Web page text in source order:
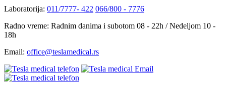
Laboratorija: 011/7777- 422 066/800 - 7776
Radno vreme: Radnim danima i subotom 08 - 22h / Nedeljom 10 -
18h
Email: office@teslamedical.rs